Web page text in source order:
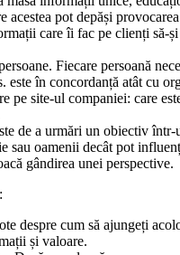
pot depăși
care îi fac pe clienți să-
Fiecare persoană
în concordanță atât cu
site-ul companiei: care
de a urmări un obiectiv
oamenii decât pot
gândirea unei perspective.
despre cum să ajungeți
și valoare.